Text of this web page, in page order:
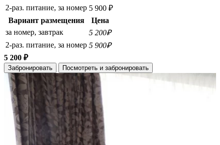
2-раз. питание, за номер 5 900 ₽
Вариант размещения
Цена
за номер, завтрак
5 200₽
2-раз. питание, за номер 5 900₽
5 200 ₽
Забронировать Посмотреть и забронировать